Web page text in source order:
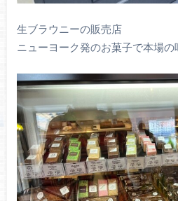
生ブラウニーの販売店
ニューヨーク発のお菓子で本場の